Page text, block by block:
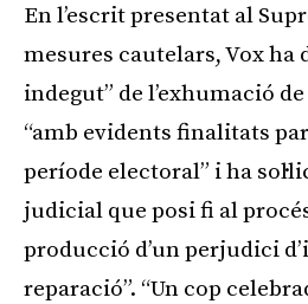
En l’escrit presentat al
mesures cautelars, Vox ha
indegut” de l’exhumació
“amb evidents finalitats
període electoral” i ha
judicial que posi fi al
producció d’un perjudici
reparació”. “Un cop